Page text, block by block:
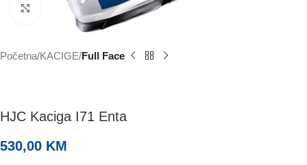
Click to enlarge
Početna KACIGE Full Face
HJC Kaciga I71 Enta
530,00 KM